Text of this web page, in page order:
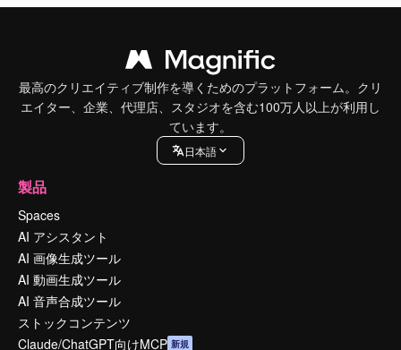
最高のクリエイティブ制作を導くためのプラットフォーム。クリ
エイター、企業、代理店、スタジオを含む100万人以上が利用し
ています。
日本語
製品
Spaces
AI アシスタント
AI 画像生成ツール
AI 動画生成ツール
AI 音声合成ツール
ストックコンテンツ
Claude/ChatGPT向けMCP 新規